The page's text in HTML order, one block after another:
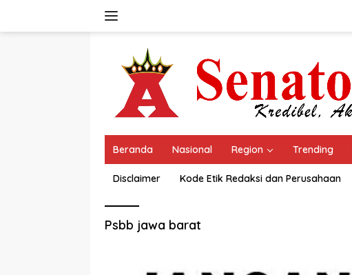
Beranda Nasional Region Trending
Disclaimer Kode Etik Redaksi dan Perusahaan
Psbb jawa barat